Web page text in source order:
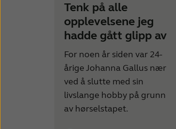
Tenk på alle
opplevelsene jeg
hadde gått glipp av
For noen år siden var 24-
årige Johanna Gallus nær
ved å slutte med sin
livslange hobby på grunn
av hørselstapet.